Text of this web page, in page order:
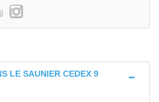
LE SAUNIER CEDEX 9